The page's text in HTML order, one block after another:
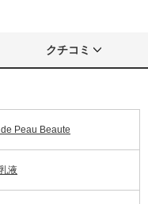
クチコミ
Peau Beaute
液